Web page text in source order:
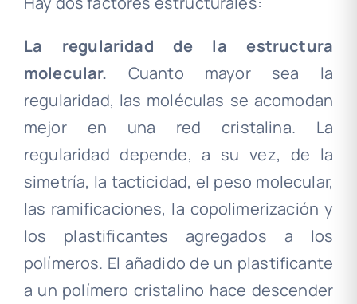
La regularidad de la estructura
molecular. Cuanto mayor sea la
regularidad, las moléculas se acomodan
mejor en una red cristalina. La
regularidad depende, a su vez, de la
simetría, la tacticidad, el peso molecular,
las ramificaciones, la copolimerización y
los plastificantes agregados a los
polímeros. El añadido de un plastificante
a un polímero cristalino hace descender